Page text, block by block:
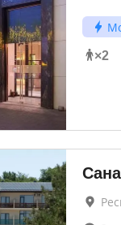
×2